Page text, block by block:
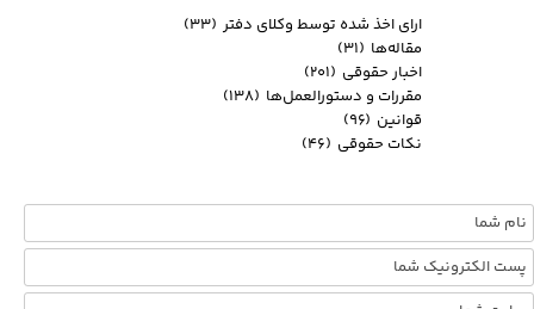
ارای اخذ شده توسط وکلای دفتر (۳۳)
مقاله‌ها (۳۱)
اخبار حقوقی (۲۰۱)
مقررات و دستورالعمل‌ها (۱۳۸)
قوانین (۹۶)
نکات حقوقی (۴۶)